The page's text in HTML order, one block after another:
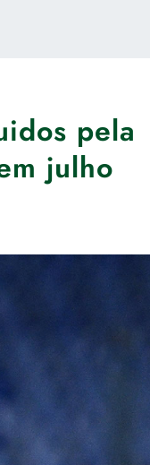
pela
julho